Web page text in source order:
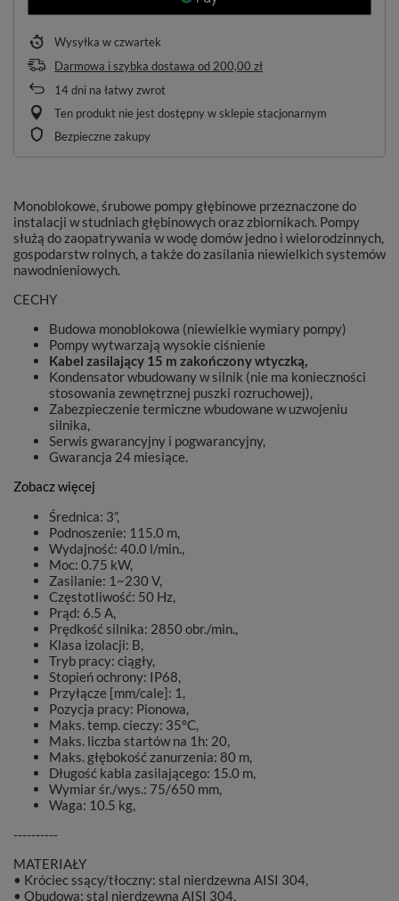
Wysyłka w czwartek
Darmowa i szybka dostawa od 200,00 zł
14dni na łatwy zwrot
Ten produkt nie jest dostępny w sklepie stacjonarnym
Bezpieczne zakupy
Monoblokowe, śrubowe pompy głębinowe przeznaczone do
instalacji w studniach głębinowych oraz zbiornikach. Pompy
służą do zaopatrywania w wodę domów jedno i wielorodzinnych,
gospodarstw rolnych, a także do zasilania niewielkich systemów
nawodnieniowych.
CECHY
Budowa monoblokowa (niewielkie wymiary pompy)
Pompy wytwarzają wysokie ciśnienie
Kabel zasilający 15 m zakończony wtyczką,
Kondensator wbudowany w silnik (nie ma konieczności
stosowania zewnętrznej puszki rozruchowej),
Zabezpieczenie termiczne wbudowane w uzwojeniu
silnika,
Serwis gwarancyjny i pogwarancyjny,
Gwarancja 24 miesiące.
Zobacz więcej
Średnica: 3”,
Podnoszenie: 115.0 m,
Wydajność: 40.0 l/min.,
Moc: 0.75 kW,
Zasilanie: 1~230 V,
Częstotliwość: 50 Hz,
Prąd: 6.5 A,
Prędkość silnika: 2850 obr./min.,
Klasa izolacji: B,
Tryb pracy: ciągły,
Stopień ochrony: IP68,
Przyłącze [mm/cale]: 1,
Pozycja pracy: Pionowa,
Maks. temp. cieczy: 35°C,
Maks. liczba startów na 1h: 20,
Maks. głębokość zanurzenia: 80 m,
Długość kabla zasilającego: 15.0 m,
Wymiar śr./wys.: 75/650 mm,
Waga: 10.5 kg,
----------
MATERIAŁY
• Króciec ssący/tłoczny: stal nierdzewna AISI 304,
• Obudowa: stal nierdzewna AISI 304,